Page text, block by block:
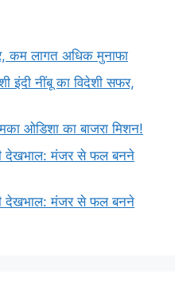
कम लागत अधिक मुनाफा
इंदी नींबू का विदेशी सफर,
ओडिशा का बाजरा मिशन!
देखभाल: मंजर से फल बनने
देखभाल: मंजर से फल बनने